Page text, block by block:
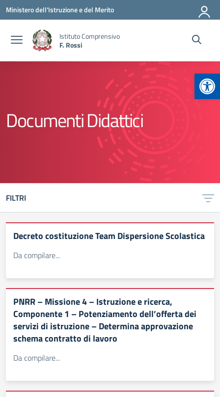
Vai ai contenuti
Vai al menu di navigazione
Vai al footer
Ministero dell'Istruzione e del Merito
Istituto Comprensivo
F. Rossi
Documenti Didattici
FILTRI
Decreto costituzione Team Dispersione Scolastica
Da compilare...
PNRR – Missione 4 – Istruzione e ricerca,
Componente 1 – Potenziamento dell’offerta dei
servizi di istruzione – Determina approvazione
schema contratto di lavoro
Da compilare...